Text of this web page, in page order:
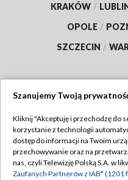
KRAKÓW /
OPOLE /
SZCZECIN /
Abonament TVP
Emisja w TVP
Szanujemy Twoją
Kliknij "Akceptuję i przechodzę do
korzystanie z technologii
dostęp do informacji na Twoim
przechowywanie oraz na
nas, czyli Telewizję Polską S.A. w
Zaufanych Partnerów z IAB* (1201